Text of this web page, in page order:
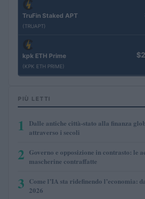
TruFin Staked APT
(TRUAPT)
kpk ETH Prime
(KPK ETH PRIME)
PIÙ LETTI
1
Dalle antiche città-stato alla finanza
attraverso i secoli
2 Governo e opposizione in contrasto: le
mascherine contraffatte
3 Come l’IA sta ridefinendo l’economia:
2026